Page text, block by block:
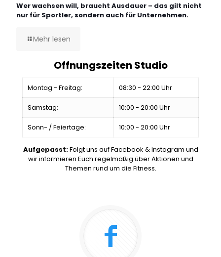
Wer wachsen will, braucht Ausdauer – das gilt nicht
nur für Sportler, sondern auch für Unternehmen.
Mehr lesen
Öffnungszeiten Studio
Montag - Freitag: 08:30 - 22:00 Uhr
Samstag: 10:00 - 20:00 Uhr
Sonn- / Feiertage: 10:00 - 20:00 Uhr
Aufgepasst:Folgt uns auf Facebook & Instagram und
wir informieren Euch regelmäßig über Aktionen und
Themen rund um die Fitness.